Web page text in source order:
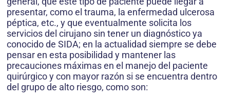
presentar, como el trauma, la enfermedad ulcerosa
péptica, etc., y que eventualmente solicita los
servicios del cirujano sin tener un diagnóstico ya
conocido de SIDA; en la actualidad siempre se debe
pensar en esta posibilidad y mantener las
precauciones máximas en el manejo del paciente
quirúrgico y con mayor razón si se encuentra dentro
del grupo de alto riesgo, como son: